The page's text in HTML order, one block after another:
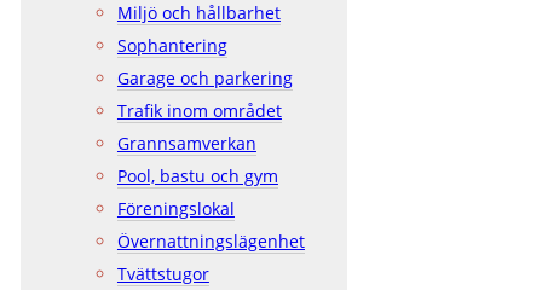
Miljö och hållbarhet
Sophantering
Garage och parkering
Trafik inom området
Grannsamverkan
Pool, bastu och gym
Föreningslokal
Övernattningslägenhet
Tvättstugor